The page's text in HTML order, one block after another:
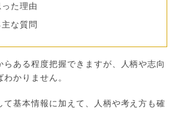
た理由
な質問
らある程度把握できますが、人柄や志向
かりません。
て基本情報に加えて、人柄や考え方も確